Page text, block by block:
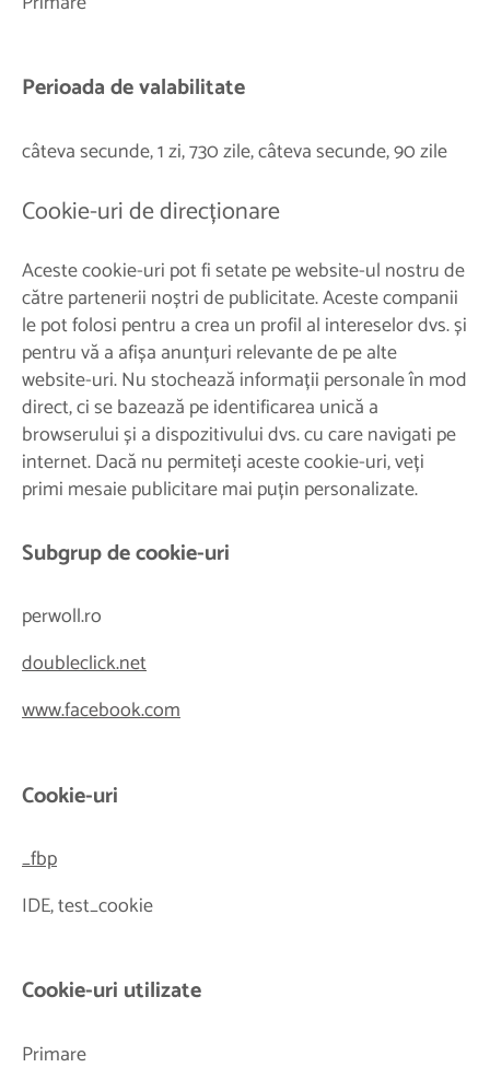
Perioada de valabilitate
câteva secunde, 1 zi, 730 zile, câteva secunde, 90 zile
Cookie-uri de direcționare
Aceste cookie-uri pot fi setate pe website-ul nostru de
către partenerii noștri de publicitate. Aceste companii
le pot folosi pentru a crea un profil al intereselor dvs. și
pentru vă a afișa anunțuri relevante de pe alte
website-uri. Nu stochează informații personale în mod
direct, ci se bazează pe identificarea unică a
browserului și a dispozitivului dvs. cu care navigati pe
internet. Dacă nu permiteți aceste cookie-uri, veți
primi mesaie publicitare mai puțin personalizate.
Subgrup de cookie-uri
perwoll.ro
doubleclick.net
www.facebook.com
Cookie-uri
_fbp
IDE, test_cookie
Cookie-uri utilizate
Primare